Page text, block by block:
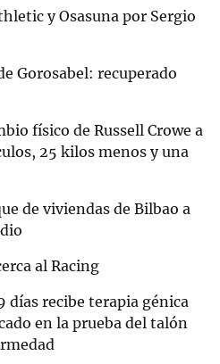
y Osasuna por Sergio
Gorosabel: recuperado
físico de Russell Crowe a
25 kilos menos y una
de viviendas de Bilbao a
al Racing
días recibe terapia génica
en la prueba del talón